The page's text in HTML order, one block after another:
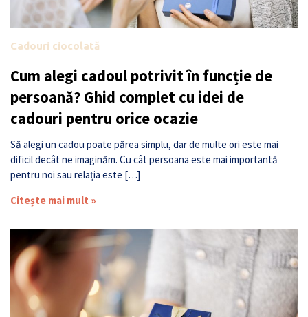
Cadouri ciocolată
Cum alegi cadoul potrivit în funcție de
persoană? Ghid complet cu idei de
cadouri pentru orice ocazie
Să alegi un cadou poate părea simplu, dar de multe ori este mai
dificil decât ne imaginăm. Cu cât persoana este mai importantă
pentru noi sau relația este […]
Citește mai mult »